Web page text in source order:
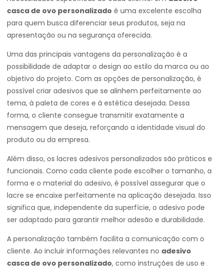
casca de ovo personalizado é uma excelente escolha
para quem busca diferenciar seus produtos, seja na
apresentação ou na segurança oferecida.
Uma das principais vantagens da personalização é a
possibilidade de adaptar o design ao estilo da marca ou ao
objetivo do projeto. Com as opções de personalização, é
possível criar adesivos que se alinhem perfeitamente ao
tema, à paleta de cores e à estética desejada. Dessa
forma, o cliente consegue transmitir exatamente a
mensagem que deseja, reforçando a identidade visual do
produto ou da empresa.
Além disso, os lacres adesivos personalizados são práticos e
funcionais. Como cada cliente pode escolher o tamanho, a
forma e o material do adesivo, é possível assegurar que o
lacre se encaixe perfeitamente na aplicação desejada. Isso
significa que, independente da superfície, o adesivo pode
ser adaptado para garantir melhor adesão e durabilidade.
A personalização também facilita a comunicação com o
cliente. Ao incluir informações relevantes no adesivo
casca de ovo personalizado, como instruções de uso e